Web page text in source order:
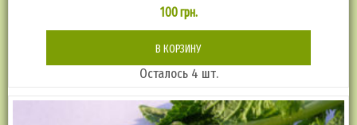
100грн.
В КОРЗИНУ
Осталось 4 шт.